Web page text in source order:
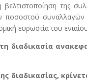
βελτιστοποίηση της
ποσοστού συναλλαγών
ευρωστία του
διαδικασία
διαδικασίας,